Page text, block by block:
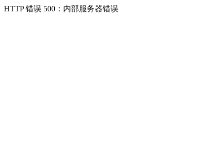
HTTP 错误 500：内部服务器错误